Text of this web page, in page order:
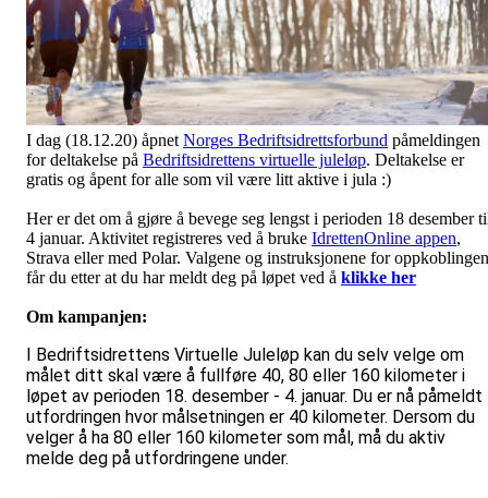
I dag (18.12.20) åpnet Norges Bedriftsidrettsforbund påmeldingen
for deltakelse på Bedriftsidrettens virtuelle juleløp. Deltakelse er
gratis og åpent for alle som vil være litt aktive i jula :)
Her er det om å gjøre å bevege seg lengst i perioden 18 desember
4 januar. Aktivitet registreres ved å bruke IdrettenOnline appen,
Strava eller med Polar. Valgene og instruksjonene for oppkoblingen
får du etter at du har meldt deg på løpet ved å klikke her
Om kampanjen:
I Bedriftsidrettens Virtuelle Juleløp kan du selv velge om
målet ditt skal være å fullføre 40, 80 eller 160 kilometer i
løpet av perioden 18. desember - 4. januar. Du er nå påmeldt
utfordringen hvor målsetningen er 40 kilometer. Dersom du
velger å ha 80 eller 160 kilometer som mål, må du aktiv
melde deg på utfordringene under.